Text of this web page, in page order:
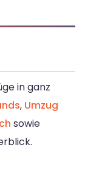
in ganz
, Umzug
sowie